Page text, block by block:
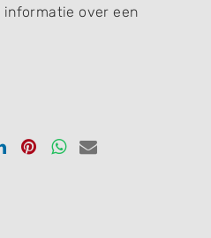
informatie over een
DelenDelenDelen